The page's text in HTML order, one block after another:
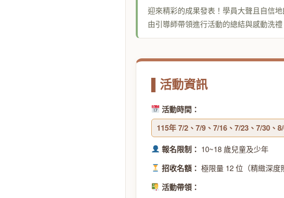
迎來精彩的成果發表！學員大聲且自信
由引導師帶領進行活動的總結與感動洗禮
▌活動資訊
活動時間：
115年 7/2、7/9、7/16、7/23、7/30、
報名限制： 10~18 歲兒童及少年
招收名額： 極限量 12 位（精緻深度
活動帶領：